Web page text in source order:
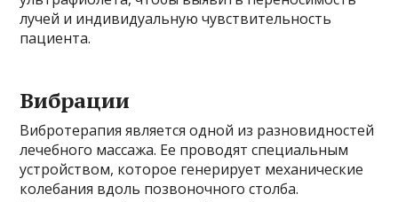
лучей и индивидуальную чувствительность
пациента.
Вибрации
Вибротерапия является одной из разновидностей
лечебного массажа. Ее проводят специальным
устройством, которое генерирует механические
колебания вдоль позвоночного столба.